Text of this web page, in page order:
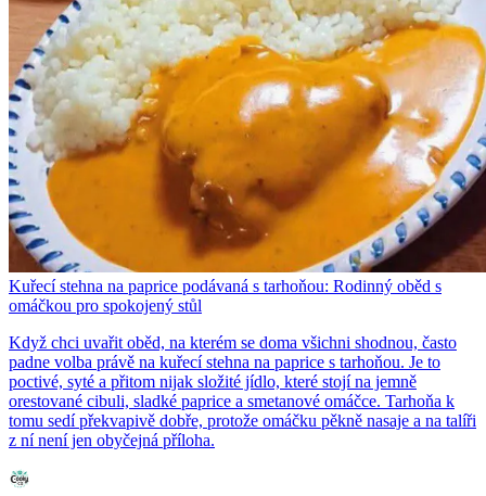
Kuřecí stehna na paprice podávaná s tarhoňou: Rodinný oběd s
omáčkou pro spokojený stůl
Když chci uvařit oběd, na kterém se doma všichni shodnou, často
padne volba právě na kuřecí stehna na paprice s tarhoňou. Je to
poctivé, syté a přitom nijak složité jídlo, které stojí na jemně
orestované cibuli, sladké paprice a smetanové omáčce. Tarhoňa k
tomu sedí překvapivě dobře, protože omáčku pěkně nasaje a na talíři
z ní není jen obyčejná příloha.